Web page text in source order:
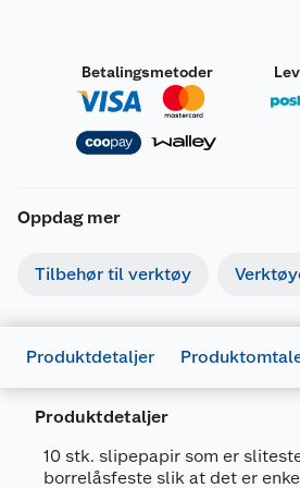
Betalingsmetoder
Oppdag mer
Tilbehør til verktøy
Produktdetaljer
Produktdetaljer
10 stk. slipepapir som er
borrelåsfeste slik at det er